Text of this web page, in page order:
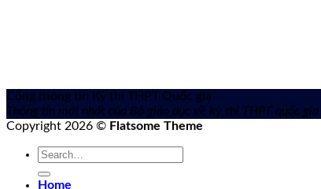
Cổng thông tin Kỳ thi THPT Quốc gia
Thông tin mới nhất của Bộ giáo dục về kỳ thi THPT quốc gia
Copyright 2026 © Flatsome Theme
Home